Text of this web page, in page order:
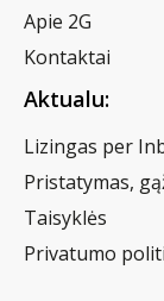
Apie 2G
Kontaktai
Aktualu:
Lizingas per
Pristatymas,
Taisyklės
Privatumo